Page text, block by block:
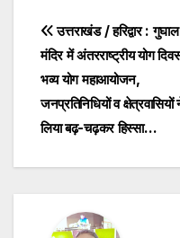
e
b
o
o
k
er
Post
navigation
उत्तराखंड / हरिद्वार : गुघाल
मंदिर में अंतरराष्ट्रीय योग
भव्य योग महाआयोजन,
जनप्रतिनिधियों व क्षेत्रवासियों
लिया बढ़-चढ़कर हिस्सा…